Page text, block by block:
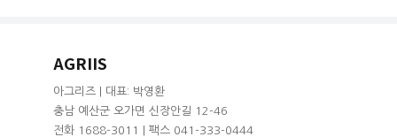
AGRIIS
아그리즈 | 대표: 박영환
충남 예산군 오가면 신장안길 12-46
전화 1688-3011 | 팩스 041-333-0444